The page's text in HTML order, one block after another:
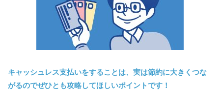
キャッシュレス支払いをすることは、実は節約に大きくつな
がるのでぜひとも攻略してほしいポイントです！